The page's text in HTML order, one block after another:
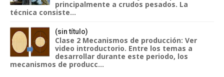
principalmente a crudos pesados. La
técnica consiste...
(sin título)
Clase 2 Mecanismos de producción: Ver
video introductorio. Entre los temas a
desarrollar durante este periodo, los
mecanismos de producc...